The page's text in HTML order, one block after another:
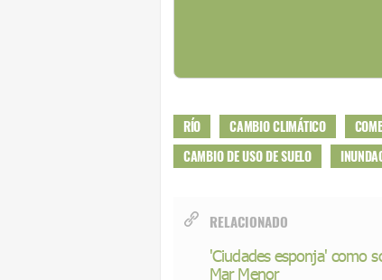
RÍO CAMBIO CLIMÁTICO
CAMBIO DE USO DE SUELO
RELACIONADO
'Ciudades esponja' como
Mar Menor